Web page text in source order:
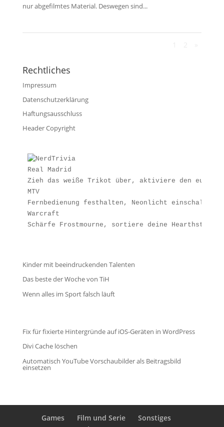
nur abgefilmtes Material. Deswegen sind...
Rechtliches
Impressum
Datenschutzerklärung
Haftungsausschluss
Header Copyright
Real Madrid
Zieh das weiße Trikot über, aktiviere den
MTV
Fernbedienung festhalten, Neonlicht
Warcraft
Schärfe Frostmourne, sortiere deine
Kinder mit beeindruckenden Talenten
Das beste der Woche von TiH
Wenn alles im Sport falsch läuft
Fix für fixierte Hintergründe auf iOS-Geräten in WordPress
Divi Cache löschen
Automatisch YouTube Vorschaubilder als Beitragsbild
einsetzen
Games Film und Serie
Sonstiges